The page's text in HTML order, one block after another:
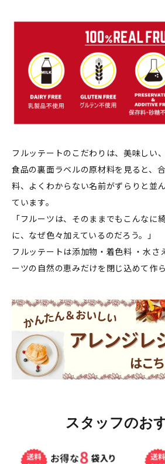
フルッテートのこだわりは、美味しい
食品の裏面ラベルの原材料を見ると、
料、よくわからない名前がずらりと並
ています。
「フルーツは、そのままでもこんなに
に、なぜ色々加えているのだろう。」
フルッテートは添加物・着色料 ・水さ
ーツの自然の恵みだけを閉じ込めて作ら
スタッフのお